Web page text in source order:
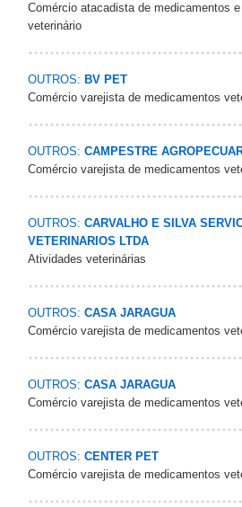
Comércio atacadista de medicamentos
veterinário
OUTROS: BV PET
Comércio varejista de medicamentos
OUTROS: CAMPESTRE
Comércio varejista de medicamentos
OUTROS: CARVALHO E SILVA
VETERINARIOS LTDA
Atividades veterinárias
OUTROS: CASA JARAGUA
Comércio varejista de medicamentos
OUTROS: CASA JARAGUA
Comércio varejista de medicamentos
OUTROS: CENTER PET
Comércio varejista de medicamentos